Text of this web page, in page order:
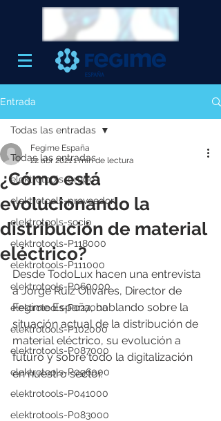
Entrada
Todas las entradas
elektrotools-grupo
elektrotools-proveedor
elektrotools-socio
elektrotools-P118000
elektrotools-P111000
elektrotools-P060000
elektrotools-P027000
elektrotools-P102000
elektrotools-P087000
elektrotools-P096000
elektrotools-P041000
elektrotools-P083000
Todas las entradas
¿Cómo está
evolucionando la
distribución de material
eléctrico?
Fegime España
22 abr 20211 min de lectura
Desde TodoLux hacen una entrevista
a Jorge Ruiz Olivares, Director de
Fegime España, hablando sobre la
situación actual de la distribución de
material eléctrico, su evolución a
futuro y sobre todo la digitalización
en nuestro sector.